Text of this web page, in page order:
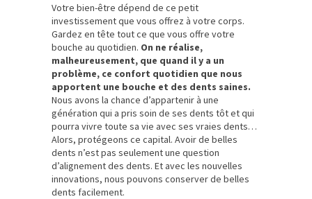
Votre bien-être dépend de ce petit
investissement que vous offrez à votre corps.
Gardez en tête tout ce que vous offre votre
bouche au quotidien. On ne réalise,
malheureusement, que quand il y a un
problème, ce confort quotidien que nous
apportent une bouche et des dents saines.
Nous avons la chance d’appartenir à une
génération qui a pris soin de ses dents tôt et qui
pourra vivre toute sa vie avec ses vraies dents…
Alors, protégeons ce capital. Avoir de belles
dents n’est pas seulement une question
d’alignement des dents. Et avec les nouvelles
innovations, nous pouvons conserver de belles
dents facilement.